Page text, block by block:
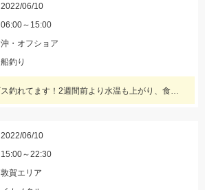
2022/06/10
06:00～15:00
沖・オフショア
船釣り
三河湾内シロギス釣れてます！2週間前より水温も上がり、食いも良くなりましたよ！
2022/06/10
15:00～22:30
敦賀エリア